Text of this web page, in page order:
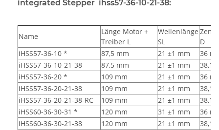
integrated Stepper ihss57-36-10-21-38:
Name
Länge Motor +
Treiber L
Wellenlänge
SL
D
iHSS57-36-10 *
87,5 mm 21 ±1 mm
36
iHSS57-36-10-21-38
87,5 mm 21 ±1 mm
38,1
iHSS57-36-20 *
109 mm 21 ±1 mm
36
iHSS57-36-20-21-38
109 mm 21 ±1 mm
38,1
iHSS57-36-20-21-38-RC
109 mm 21 ±1 mm
38,1
iHSS60-36-30-31 *
120 mm 31 ±1 mm
36
iHSS60-36-30-21-38
120 mm 21 ±1 mm
38,1